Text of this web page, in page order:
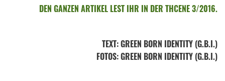
DEN GANZEN ARTIKEL LEST IHR IN DER THCENE 3/2016.
TEXT:GREEN BORN IDENTITY (G.B.I.)
FOTOS: GREEN BORN IDENTITY (G.B.I.)